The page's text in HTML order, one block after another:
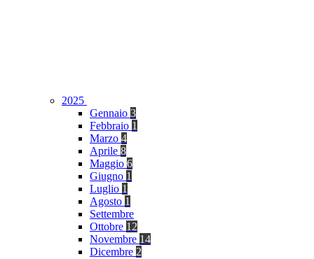
2025
Gennaio 3
Febbraio 1
Marzo 4
Aprile 8
Maggio 6
Giugno 1
Luglio 1
Agosto 1
Settembre
Ottobre 12
Novembre 14
Dicembre 2